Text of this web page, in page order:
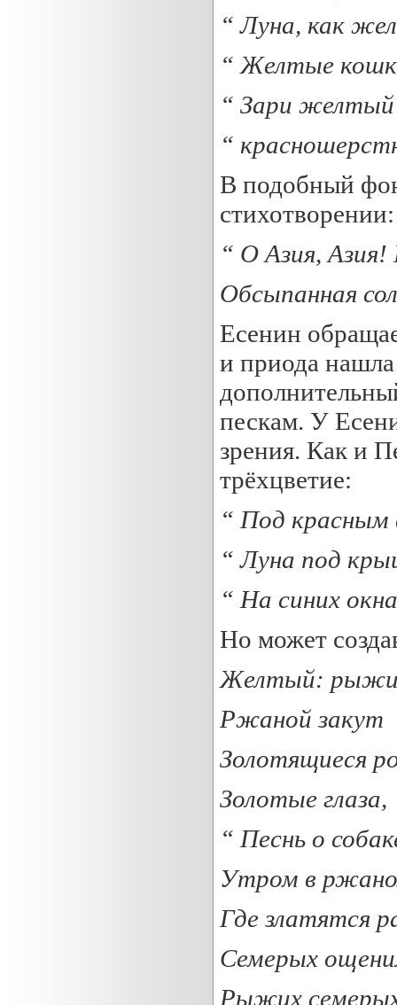
“ Луна, как
“ Желтые
“ Зари желтый
“
В подобный
стихотворении:
“ О Азия, Азия!
Обсыпанная
Есенин
и приода
пескам. У
зрения. Как и
трёхцветие:
“ Под красным
“ Луна под
“ На синих
Но может
Желтый:
Ржаной закут
Золотящиеся
Золотые глаза,
“ Песнь о
Утром в
Гдезлатятся
Семерых
Рыжих